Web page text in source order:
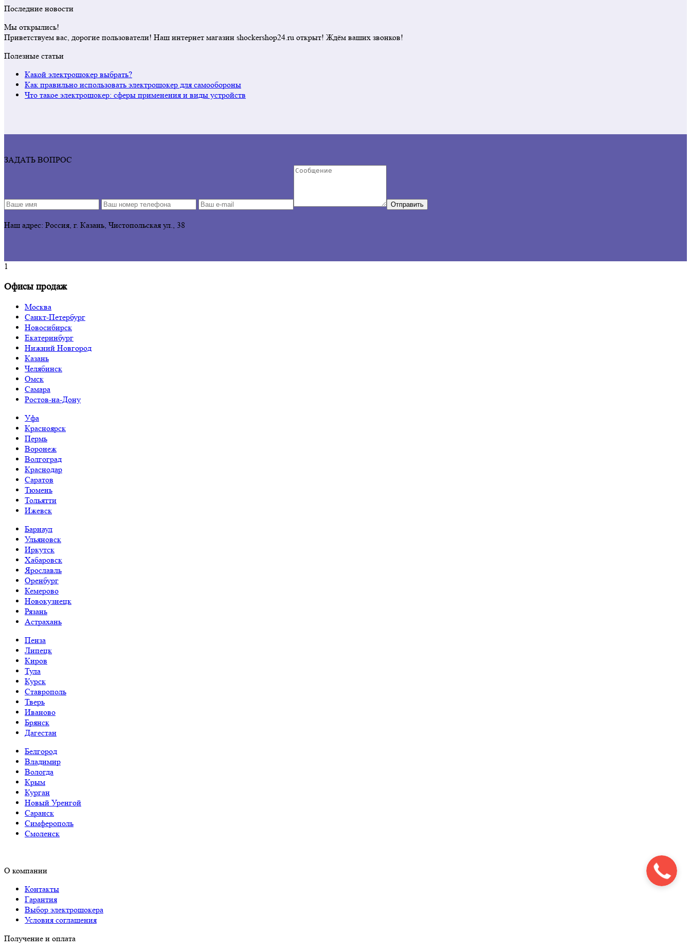
Последние новости
Мы открылись!
Приветствуем вас, дорогие пользователи! Наш интернет магазин shockershop24.ru открыт! Ждём ваших звонков!
Полезные статьи
Какой электрошокер выбрать?
Как правильно использовать электрошокер для самообороны
Что такое электрошокер: сферы применения и виды устройств
ЗАДАТЬ ВОПРОС
Отправить
Наш адрес: Россия, г. Казань, Чистопольская ул., 38
1
Офисы продаж
Москва
Санкт-Петербург
Новосибирск
Екатеринбург
Нижний Новгород
Казань
Челябинск
Омск
Самара
Ростов-на-Дону
Уфа
Красноярск
Пермь
Воронеж
Волгоград
Краснодар
Саратов
Тюмень
Тольятти
Ижевск
Барнаул
Ульяновск
Иркутск
Хабаровск
Ярославль
Оренбург
Кемерово
Новокузнецк
Рязань
Астрахань
Пенза
Липецк
Киров
Тула
Курск
Ставрополь
Тверь
Иваново
Брянск
Дагестан
Белгород
Владимир
Вологда
Крым
Курган
Новый Уренгой
Саранск
Симферополь
Смоленск
О компании
Контакты
Гарантия
Выбор электрошокера
Условия соглашения
Получение и оплата